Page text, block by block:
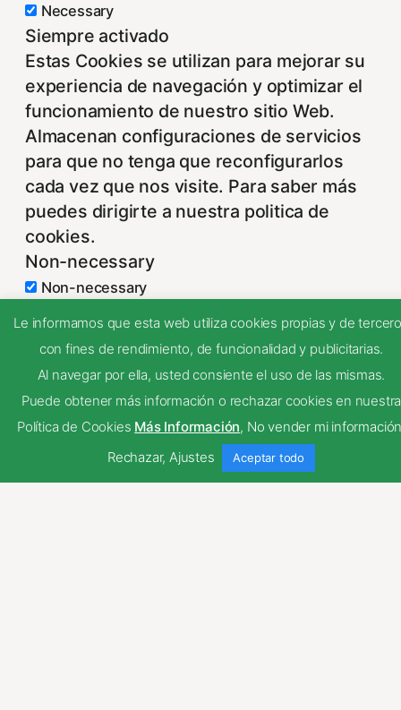
Le informamos que esta web utiliza cookies propias y de
con fines de rendimiento, de funcionalidad y publicitarias.
Al navegar por ella, usted consiente el uso de las mismas.
Puede obtener más información o rechazar cookies en nuestra
Política de Cookies Más Información, No vender mi
Rechazar, Ajustes Aceptar todo
Necessary
Siempre activado
Estas Cookies se utilizan para mejorar su
experiencia de navegación y optimizar el
funcionamiento de nuestro sitio Web.
Almacenan configuraciones de servicios
para que no tenga que reconfigurarlos
cada vez que nos visite. Para saber más
puedes dirigirte a nuestra politica de
cookies.
Non-necessary
Non-necessary
Estas cookies no son necesarias para el
funcionamiento del sitio y pueden ser
rechazadas. Para saber más puedes
dirigirte a nuestra politica de cookies. Si
cambias los ajustes no olvides recargar la
página para que los cambios surtan
Publicidad comportamental